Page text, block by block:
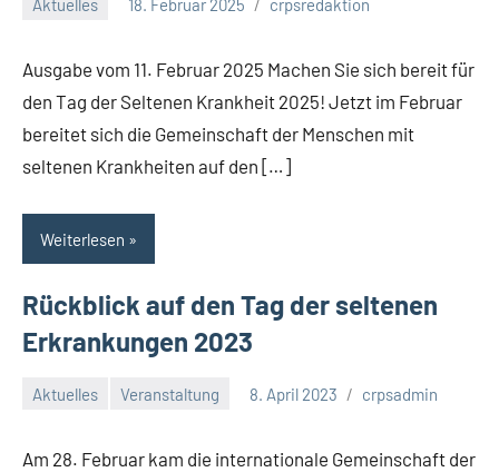
Ausgabe vom 11. Februar 2025 Machen Sie sich bereit für
den Tag der Seltenen Krankheit 2025! Jetzt im Februar
bereitet sich die Gemeinschaft der Menschen mit
seltenen Krankheiten auf den […]
Weiterlesen
Rückblick auf den Tag der seltenen
Erkrankungen 2023
Aktuelles Veranstaltung 8. April 2023 crpsadmin
Am 28. Februar kam die internationale Gemeinschaft der